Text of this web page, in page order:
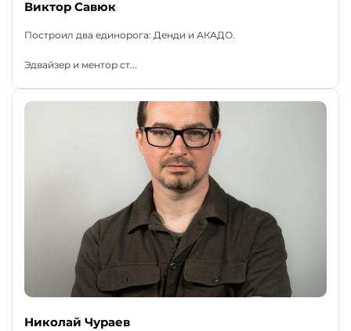
Виктор Савюк
Построил два единорога: Денди и АКАДО.
Эдвайзер и ментор ст...
Николай Чураев